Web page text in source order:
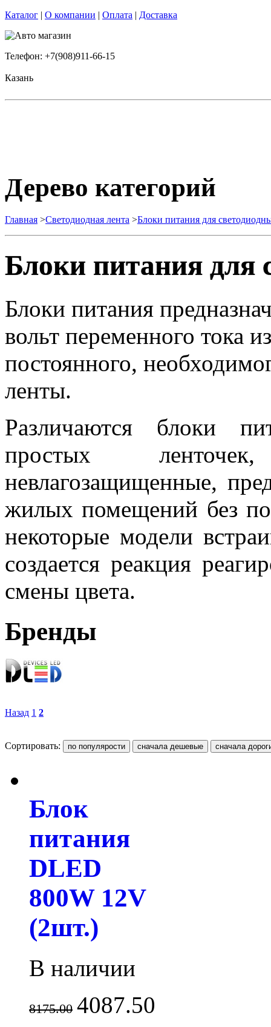
Каталог | О компании | Оплата | Доставка
Телефон: +7(908)911-66-15
Казань
Дерево категорий
Главная >Светодиодная лента >Блоки питания для
Блоки питания для
Блоки питания
вольт переменного тока
постоянного,
ленты.
Различаются блоки
простых
невлагозащищенные,
жилых помещений без
некоторые модели
создается реакция
смены цвета.
Бренды
Назад 1 2
Сортировать:
Блок
питания
DLED
800W 12V
(2шт.)
В наличии
8175.00 4087.50